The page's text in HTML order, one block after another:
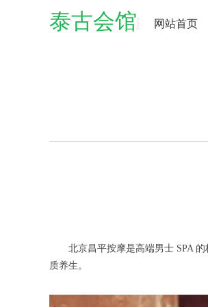
泰古会馆 网站首页
北京昌平按摩是高端男士 SPA 的
质养生。